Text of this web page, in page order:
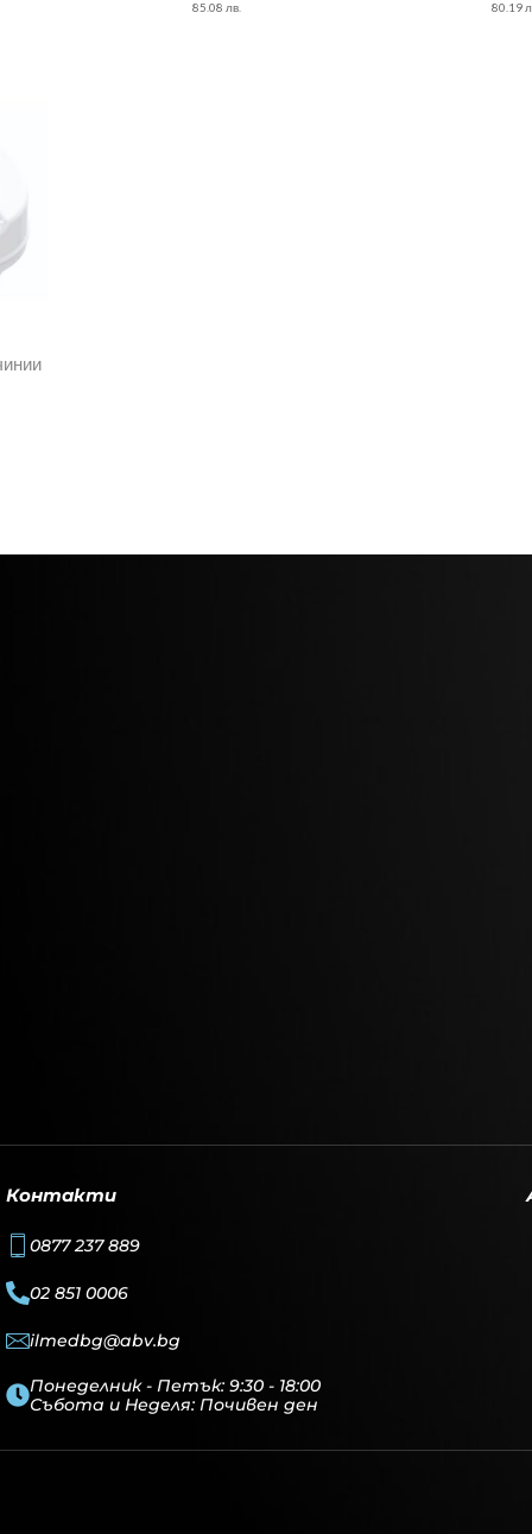
85.08 лв. 80.19
Контакти
0877 237 889
02 851 0006
ilmedbg@abv.bg
Понеделник - Петък: 9:30 - 18:00
Събота и Неделя: Почивен ден